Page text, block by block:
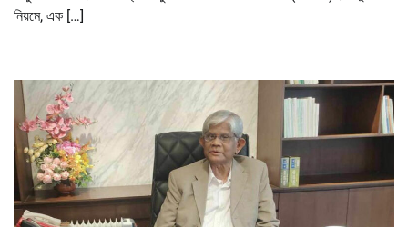
নিয়মে, এক […]